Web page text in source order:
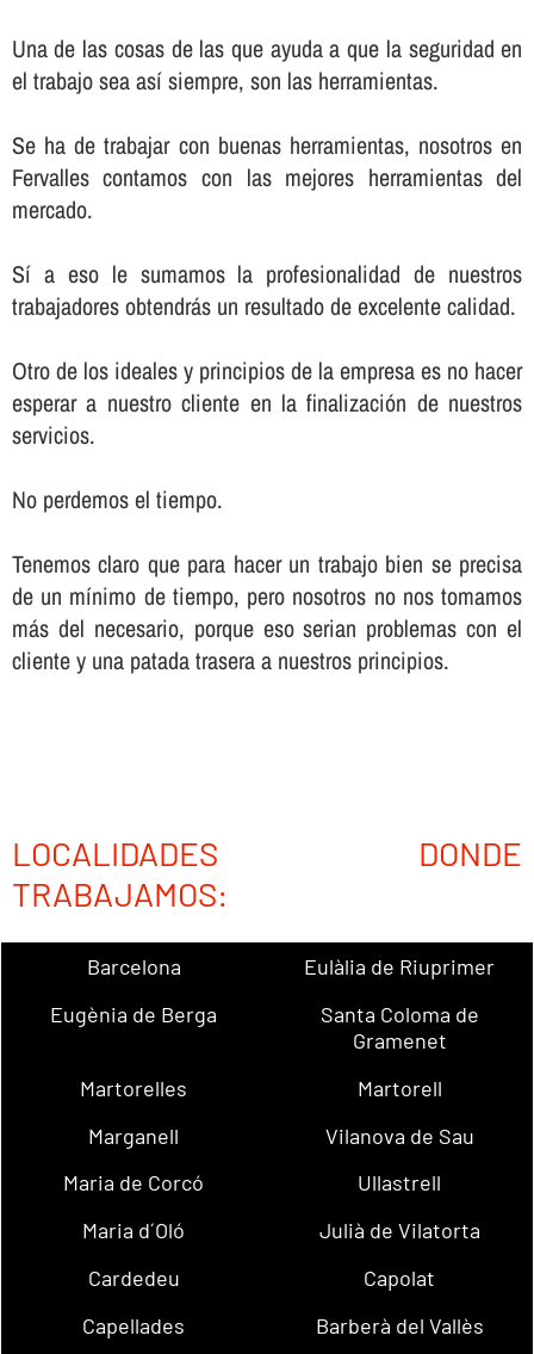
Una de las cosas de las que ayuda a que la seguridad en
el trabajo sea así­ siempre, son las herramientas.
Se ha de trabajar con buenas herramientas, nosotros en
Fervalles contamos con las mejores herramientas del
mercado.
Sí­ a eso le sumamos la profesionalidad de nuestros
trabajadores obtendrás un resultado de excelente calidad.
Otro de los ideales y principios de la empresa es no hacer
esperar a nuestro cliente en la finalización de nuestros
servicios.
No perdemos el tiempo.
Tenemos claro que para hacer un trabajo bien se precisa
de un mí­nimo de tiempo, pero nosotros no nos tomamos
más del necesario, porque eso serian problemas con el
cliente y una patada trasera a nuestros principios.
LOCALIDADES DONDE
TRABAJAMOS:
Barcelona
Eulàlia de Riuprimer
Eugènia de Berga
Santa Coloma de
Gramenet
Martorelles
Martorell
Marganell
Vilanova de Sau
Maria de Corcó
Ullastrell
Maria d´Oló
Julià de Vilatorta
Cardedeu
Capolat
Capellades
Barberà del Vallès